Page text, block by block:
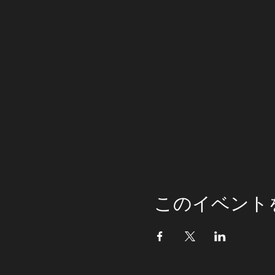
このイベント